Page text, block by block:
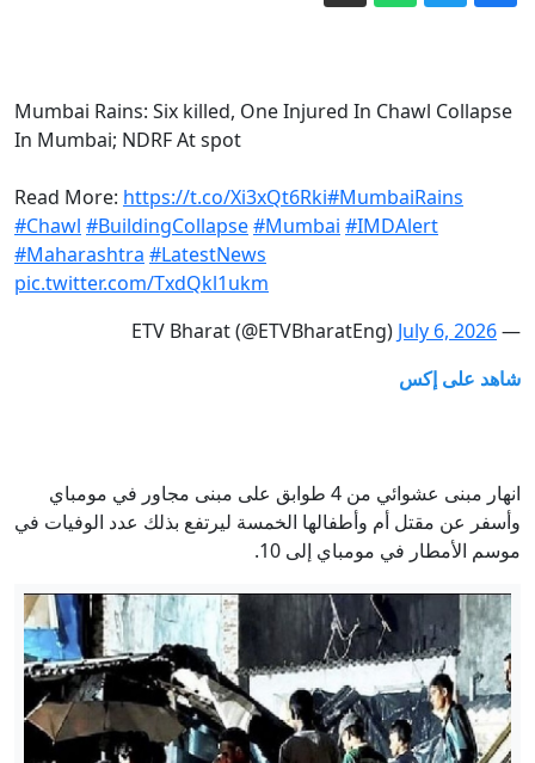
سكان قلنديا يصفون واقع المخيم تحت
منفيون للمجهول.. هل تتحول أفريقيا إلى
سجن أمريكي خارجي؟
في الذكرى السنوية الثانية لبدء الهجوم
الأوكراني على كورسك.. الخارجية الروسية
تسمي هدفه
كيف تُنفَّذ المشاريع العملاقة في السعودية؟
إيران.. غارات إسرائيلية جنوبي لبنان وترقب
Mumbai Rains: Six killed, One Injured In Chawl Collapse
In Mumbai; NDRF At spot
Read More: https://t.co/Xi3xQt6Rki#MumbaiRains
#Chawl #BuildingCollapse#Mumbai #IMDAlert
#Maharashtra #LatestNews
pic.twitter.com/TxdQkl1ukm
— ETV Bharat (@ETVBharatEng)
July 6, 2026
شاهد على إكس
انهار مبنى عشوائي من 4 طوابق على مبنى مجاور في مومباي
وأسفر عن مقتل أم وأطفالها الخمسة ليرتفع بذلك عدد الوفيات في
موسم الأمطار في مومباي إلى 10.